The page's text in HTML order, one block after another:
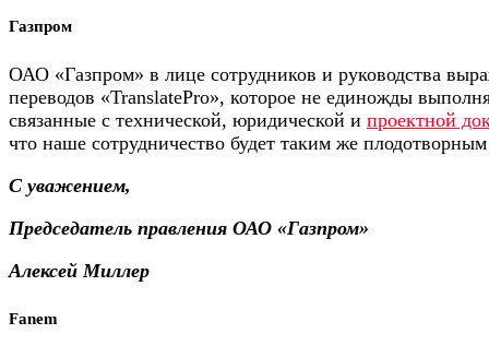
Газпром
ОАО «Газпром» в лице сотрудников и руководства
переводов «TranslatePro», которое не единожды
связанные с технической, юридической и проектной
что наше сотрудничество будет таким же
С уважением,
Председатель правления ОАО «Газпром»
Алексей Миллер
Fanem